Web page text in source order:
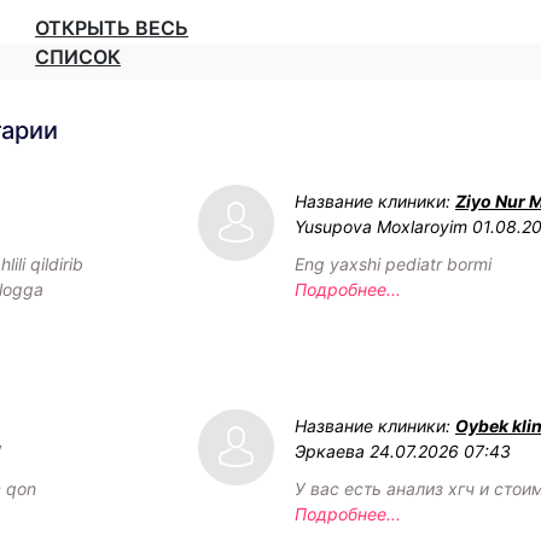
ОТКРЫТЬ ВЕСЬ
СПИСОК
qildirib
Название клиники: Ziyo Nur
Yusupova Moxlaroyim
Eng yaxshi pediatr bormi
Подробнее...
qon
Название клиники: Oybek
Эркаева 24.07.2026 07:43
У вас есть анализ хгч и
Подробнее...